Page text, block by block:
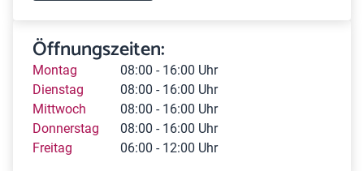
Öffnungszeiten:
Montag
08:00 - 16:00 Uhr
Dienstag
08:00 - 16:00 Uhr
Mittwoch
08:00 - 16:00 Uhr
Donnerstag
08:00 - 16:00 Uhr
Freitag
06:00 - 12:00 Uhr